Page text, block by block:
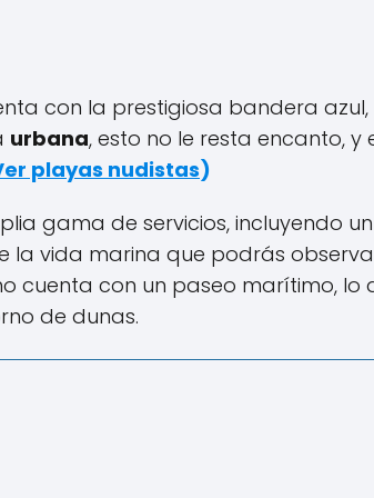
con la prestigiosa bandera azul,
urbana, esto no le resta encanto, y
playas nudistas)
gama de servicios, incluyendo un
la vida marina que podrás
cuenta con un paseo marítimo, lo
de dunas.